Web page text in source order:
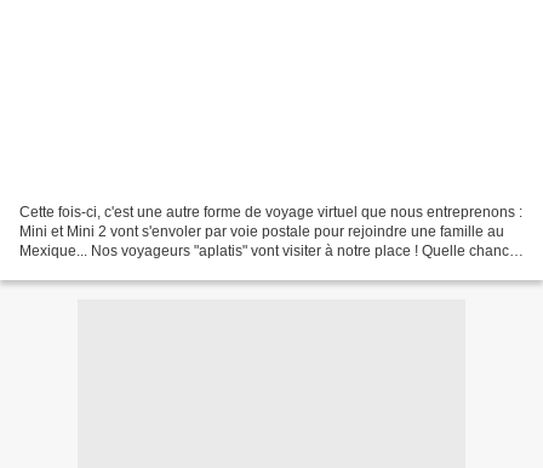
Cette fois-ci, c'est une autre forme de voyage virtuel que nous entreprenons :
Mini et Mini 2 vont s'envoler par voie postale pour rejoindre une famille au
Mexique... Nos voyageurs "aplatis" vont visiter à notre place ! Quelle chance